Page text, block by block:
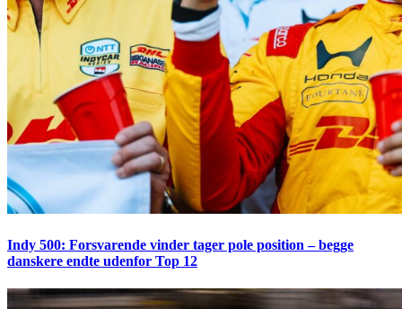
Indy 500: Forsvarende vinder tager pole position – begge
danskere endte udenfor Top 12